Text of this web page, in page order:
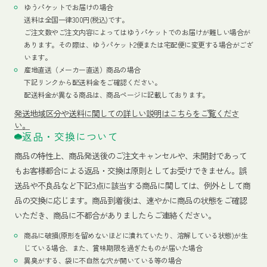
ゆうパケットでお届けの場合
送料は全国一律300円(税込)です。
ご注文数やご注文内容によってはゆうパケットでのお届けが難しい場合が
あります。その際は、ゆうパケット2便または宅配便に変更する場合がござ
います。
産地直送（メーカー直送）商品の場合
下記リンクから配送料金をご確認ください。
配送料金が異なる商品は、商品ページに記載しております。
発送地域区分や送料に関しての詳しい説明はこちらをご覧くださ
い。
返品・交換について
商品の特性上、商品発送後のご注文キャンセルや、未開封であって
もお客様都合による返品・交換は原則としてお受けできません。誤
送品や不良品など下記3点に該当する商品に関しては、例外として商
品の交換に応じます。商品到着後は、速やかに商品の状態をご確認
いただき、商品に不都合がありましたらご連絡ください。
商品に破損(原形を留めないほどに潰れていたり、溶解している状態)が生
じている場合、また、賞味期限を過ぎたものが届いた場合
異臭がする、袋に不自然な穴が開いている等の場合